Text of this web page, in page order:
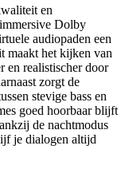
en
Dolby
audiopaden een
maakt het kijken van
en realistischer door
zorgt de
stevige bass en
goed hoorbaar blijft
de nachtmodus
je dialogen altijd